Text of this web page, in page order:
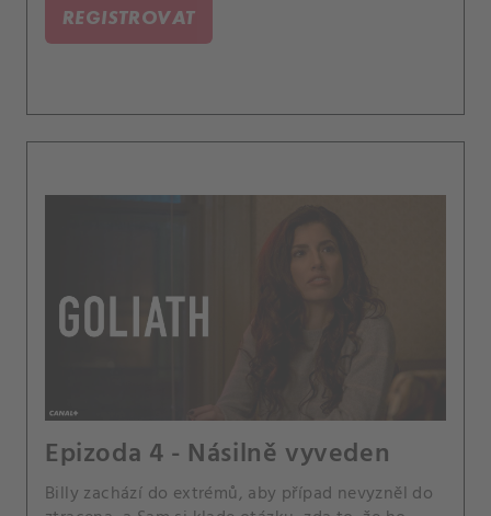
REGISTROVAT
Epizoda 4 - Násilně vyveden
Billy zachází do extrémů, aby případ nevyzněl do